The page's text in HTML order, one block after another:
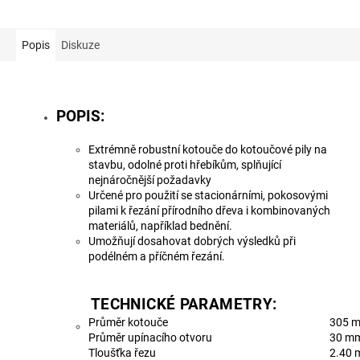
Popis Diskuze
POPIS:
Extrémně robustní kotouče do kotoučové pily na
stavbu, odolné proti hřebíkům, splňující
nejnáročnější požadavky
Určené pro použití se stacionárními, pokosovými
pilami k řezání přírodního dřeva i kombinovaných
materiálů, například bednění.
Umožňují dosahovat dobrých výsledků při
podélném a příčném řezání.
TECHNICKÉ PARAMETRY:
Průměr kotouče
305
Průměr upínacího otvoru
30
Tloušťka řezu
2.40